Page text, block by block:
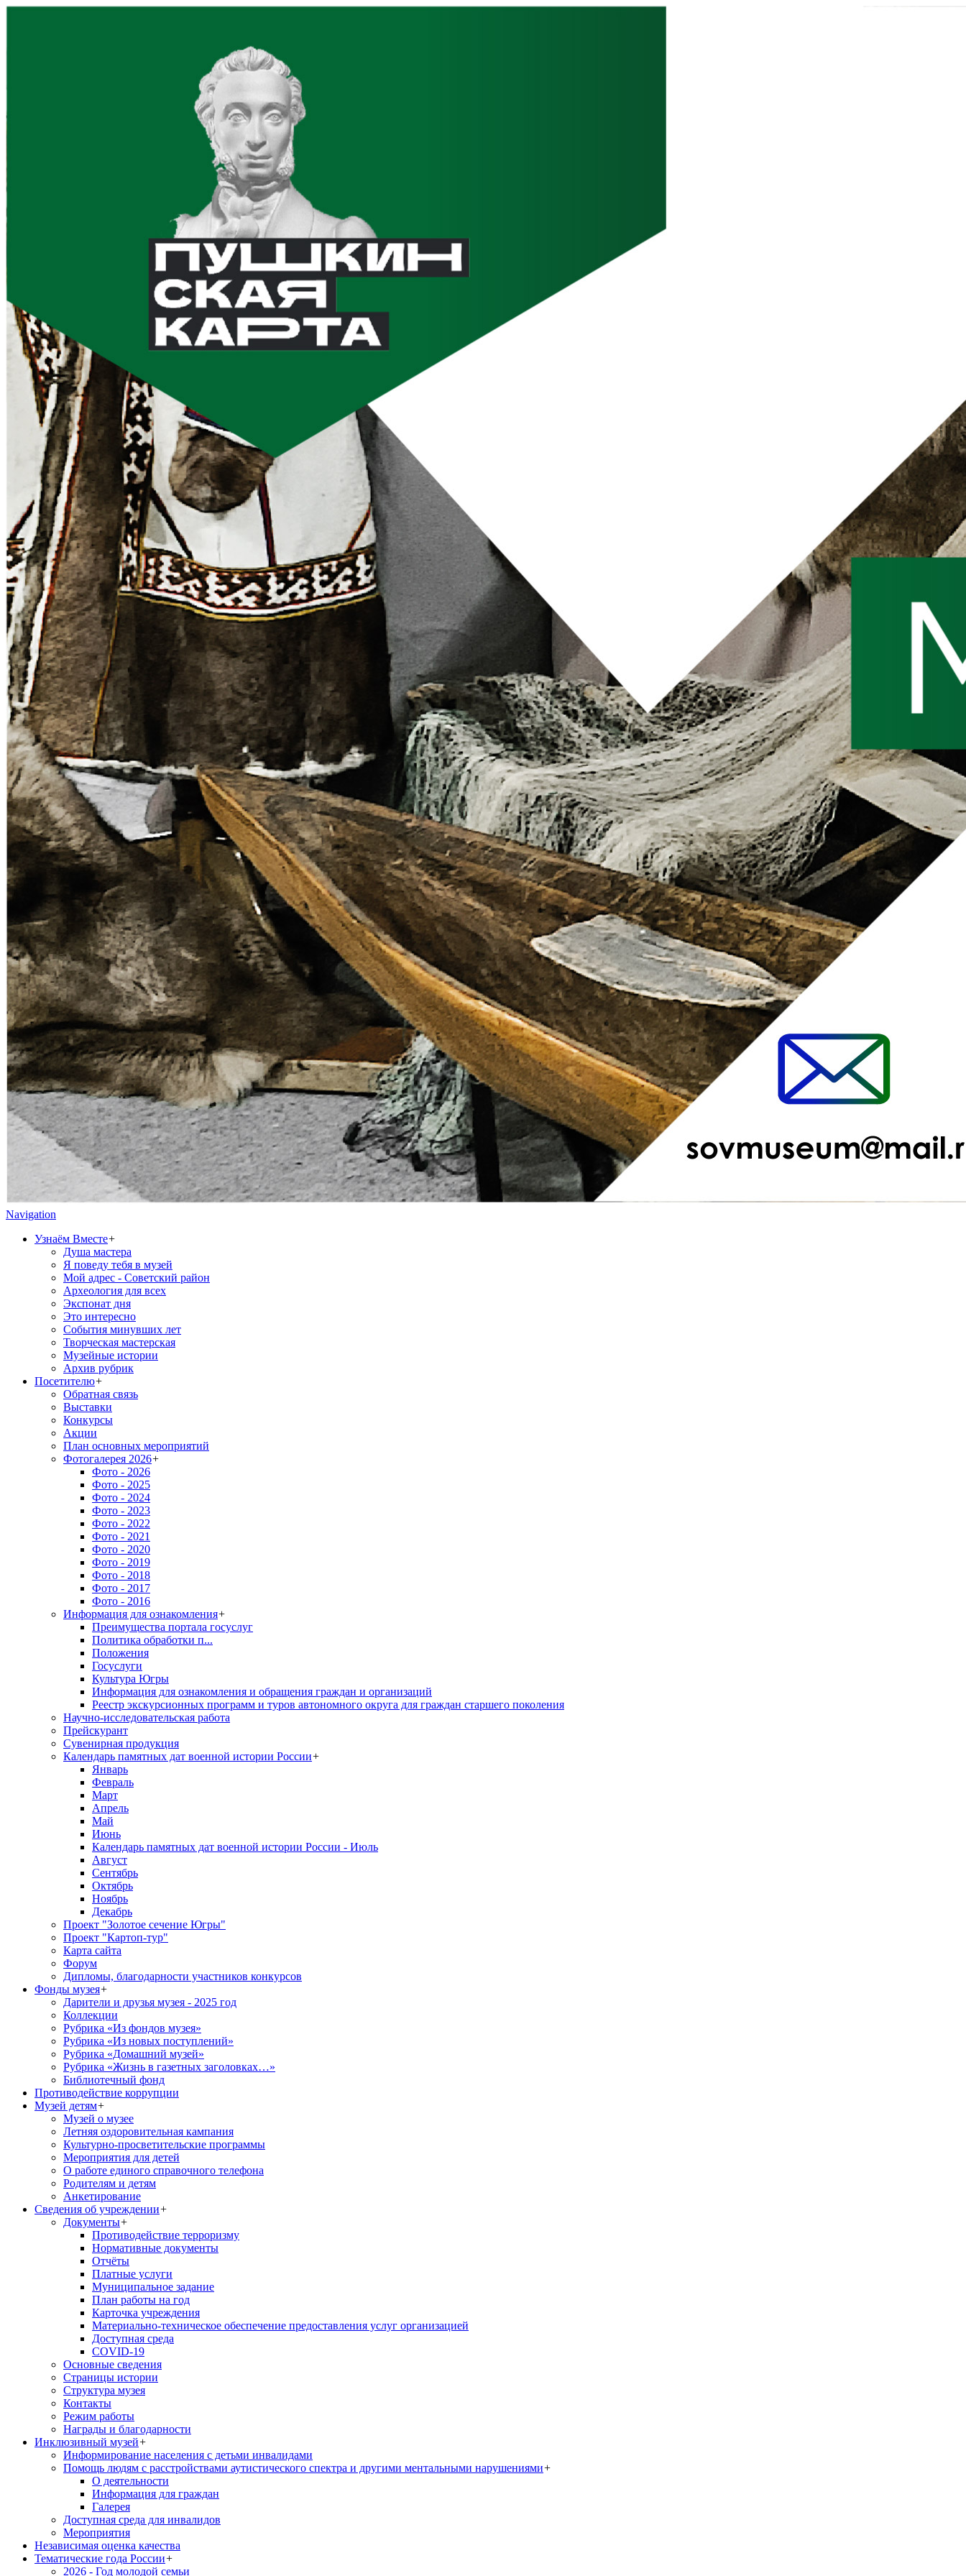
Navigation
Узнаём Вместе+
Душа мастера
Я поведу тебя в музей
Мой адрес - Советский район
Археология для всех
Экспонат дня
Это интересно
События минувших лет
Творческая мастерская
Музейные истории
Архив рубрик
Посетителю+
Обратная связь
Выставки
Конкурсы
Акции
План основных мероприятий
Фотогалерея 2026+
Фото - 2026
Фото - 2025
Фото - 2024
Фото - 2023
Фото - 2022
Фото - 2021
Фото - 2020
Фото - 2019
Фото - 2018
Фото - 2017
Фото - 2016
Информация для ознакомления+
Преимущества портала госуслуг
Политика обработки п...
Положения
Госуслуги
Культура Югры
Информация для ознакомления и обращения граждан и организаций
Реестр экскурсионных программ и туров автономного округа для граждан старшего поколения
Научно-исследовательская работа
Прейскурант
Сувенирная продукция
Календарь памятных дат военной истории России+
Январь
Февраль
Март
Апрель
Май
Июнь
Календарь памятных дат военной истории России - Июль
Август
Сентябрь
Октябрь
Ноябрь
Декабрь
Проект "Золотое сечение Югры"
Проект "Картоп-тур"
Карта сайта
Форум
Дипломы, благодарности участников конкурсов
Фонды музея+
Дарители и друзья музея - 2025 год
Коллекции
Рубрика «Из фондов музея»
Рубрика «Из новых поступлений»
Рубрика «Домашний музей»
Рубрика «Жизнь в газетных заголовках…»
Библиотечный фонд
Противодействие коррупции
Музей детям+
Музей о музее
Летняя оздоровительная кампания
Культурно-просветительские программы
Мероприятия для детей
О работе единого справочного телефона
Родителям и детям
Анкетирование
Сведения об учреждении+
Документы+
Противодействие терроризму
Нормативные документы
Отчёты
Платные услуги
Муниципальное задание
План работы на год
Карточка учреждения
Материально-техническое обеспечение предоставления услуг организацией
Доступная среда
COVID-19
Основные сведения
Страницы истории
Структура музея
Контакты
Режим работы
Награды и благодарности
Инклюзивный музей+
Информирование населения с детьми инвалидами
Помощь людям с расстройствами аутистического спектра и другими ментальными нарушениями+
О деятельности
Информация для граждан
Галерея
Доступная среда для инвалидов
Мероприятия
Независимая оценка качества
Тематические года России+
2026 - Год молодой семьи